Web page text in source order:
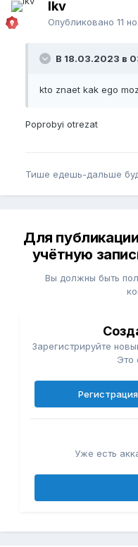
lkv
Опубликовано 11
В 18.03.2023 в
kto znaet kak ego
Poprobyi otrezat
Тише едешь-дальше
Для
учётную
Вы должны быть
Зарегистрируйте
Это
Уже есть